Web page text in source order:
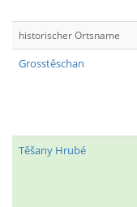
historischer Ortsname
Grosstěschan
Těšany Hrubé